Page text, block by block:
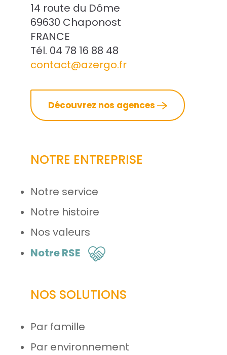
14 route du Dôme
69630 Chaponost
FRANCE
Tél. 04 78 16 88 48
contact@azergo.fr
Découvrez nos agences
NOTRE ENTREPRISE
Notre service
Notre histoire
Nos valeurs
Notre RSE
NOS SOLUTIONS
Par famille
Par environnement